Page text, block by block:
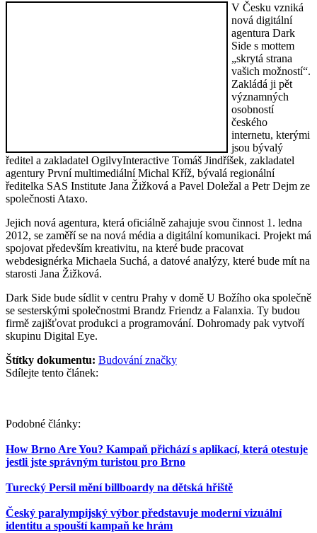
V Česku vzniká
nová digitální
agentura Dark
Side s mottem
„skrytá strana
vašich možností“.
Zakládá ji pět
významných
osobností
českého
internetu, kterými
jsou bývalý
ředitel a zakladatel OgilvyInteractive Tomáš Jindříšek, zakladatel
agentury První multimediální Michal Kříž, bývalá regionální
ředitelka SAS Institute Jana Žižková a Pavel Doležal a Petr Dejm ze
společnosti Ataxo.
Jejich nová agentura, která oficiálně zahajuje svou činnost 1. ledna
2012, se zaměří se na nová média a digitální komunikaci. Projekt má
spojovat především kreativitu, na které bude pracovat
webdesignérka Michaela Suchá, a datové analýzy, které bude mít na
starosti Jana Žižková.
Dark Side bude sídlit v centru Prahy v domě U Božího oka společně
se sesterskými společnostmi Brandz Friendz a Falanxia. Ty budou
firmě zajišťovat produkci a programování. Dohromady pak vytvoří
skupinu Digital Eye.
Štítky dokumentu: Budování značky
Sdílejte tento článek:
Podobné články:
How Brno Are You? Kampaň přichází s aplikací, která otestuje
jestli jste správným turistou pro Brno
Turecký Persil mění billboardy na dětská hřiště
Český paralympijský výbor představuje moderní vizuální
identitu a spouští kampaň ke hrám